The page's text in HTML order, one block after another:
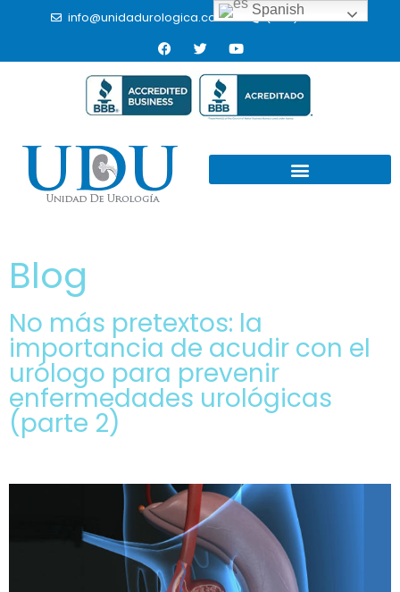
info@unidadurologica.com.mx (664) 9766433
Blog
No más pretextos: la
importancia de acudir con el
urólogo para prevenir
enfermedades urológicas
(parte 2)
Spanish